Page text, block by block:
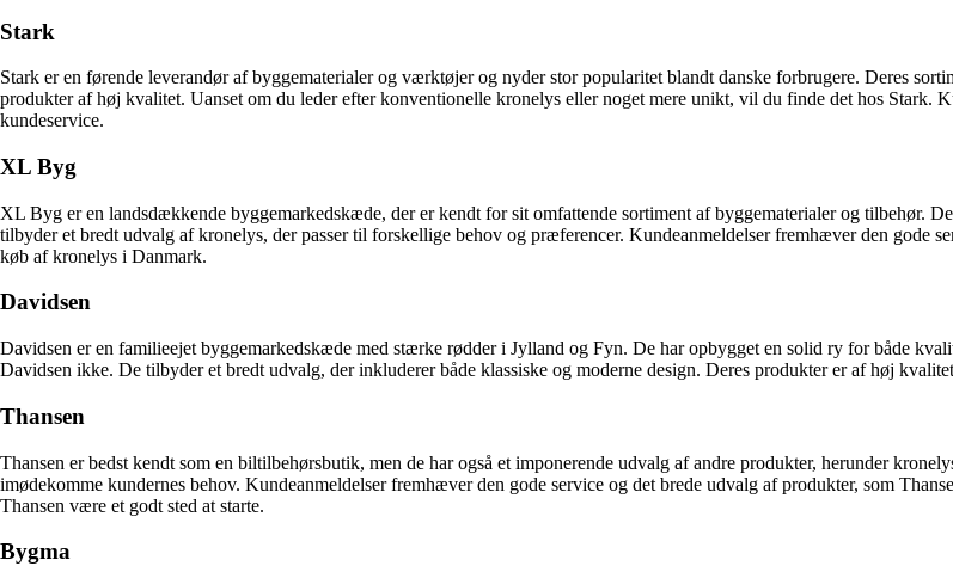
Stark
Stark er en førende leverandør af byggematerialer og værktøjer og nyder stor popularitet blandt danske forbrugere. Deres
produkter af høj kvalitet. Uanset om du leder efter konventionelle kronelys eller noget mere unikt, vil du finde det hos Stark.
kundeservice.
XL Byg
XL Byg er en landsdækkende byggemarkedskæde, der er kendt for sit omfattende sortiment af byggematerialer og tilbehør.
tilbyder et bredt udvalg af kronelys, der passer til forskellige behov og præferencer. Kundeanmeldelser fremhæver den
køb af kronelys i Danmark.
Davidsen
Davidsen er en familieejet byggemarkedskæde med stærke rødder i Jylland og Fyn. De har opbygget en solid ry for både
Davidsen ikke. De tilbyder et bredt udvalg, der inkluderer både klassiske og moderne design. Deres produkter er af høj
Thansen
Thansen er bedst kendt som en biltilbehørsbutik, men de har også et imponerende udvalg af andre produkter, herunder
imødekomme kundernes behov. Kundeanmeldelser fremhæver den gode service og det brede udvalg af produkter, som
Thansen være et godt sted at starte.
Bygma